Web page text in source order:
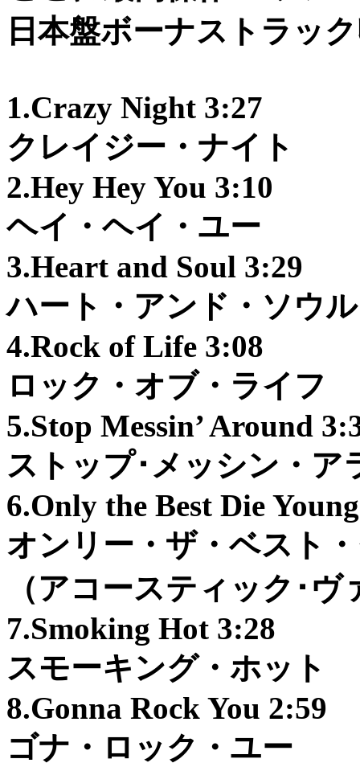
日本盤ボーナストラッ
1.Crazy Night 3:27
クレイジー・ナイト
2.Hey Hey You 3:10
ヘイ・ヘイ・ユー
3.Heart and Soul 3:29
ハート・アンド・ソウル
4.Rock of Life 3:08
ロック・オブ・ライフ
5.Stop Messin’ Around
ストップ･メッシン・ア
6.Only the Best Die
オンリー・ザ・ベスト
（アコースティック･ヴ
7.Smoking Hot 3:28
スモーキング・ホット
8.Gonna Rock You
ゴナ・ロック・ユー